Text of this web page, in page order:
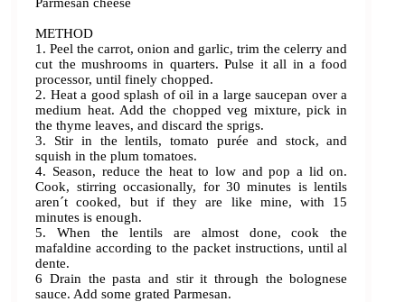
METHOD
1. Peel the carrot, onion and garlic, trim the celerry and
cut the mushrooms in quarters. Pulse it all in a food
processor, until finely chopped.
2. Heat a good splash of oil in a large saucepan over a
medium heat. Add the chopped veg mixture, pick in
the thyme leaves, and discard the sprigs.
3. Stir in the lentils, tomato purée and stock, and
squish in the plum tomatoes.
4. Season, reduce the heat to low and pop a lid on.
Cook, stirring occasionally, for 30 minutes is lentils
aren´t cooked, but if they are like mine, with 15
minutes is enough.
5. When the lentils are almost done, cook the
mafaldine according to the packet instructions, until al
dente.
6 Drain the pasta and stir it through the bolognese
sauce. Add some grated Parmesan.